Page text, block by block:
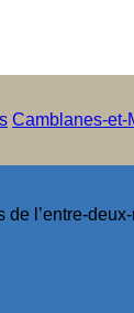
Camblanes-et-
l’entre-